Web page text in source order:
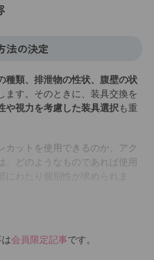
法の決定
種類、排泄物の性状、腹壁の状
ます。そのときに、装具交換を
や視力を考慮した装具選択 も重
ットを使用できるのか、アク
、どのようなものであれば使用
にわたり個別性が求められま
会員限定記事です。